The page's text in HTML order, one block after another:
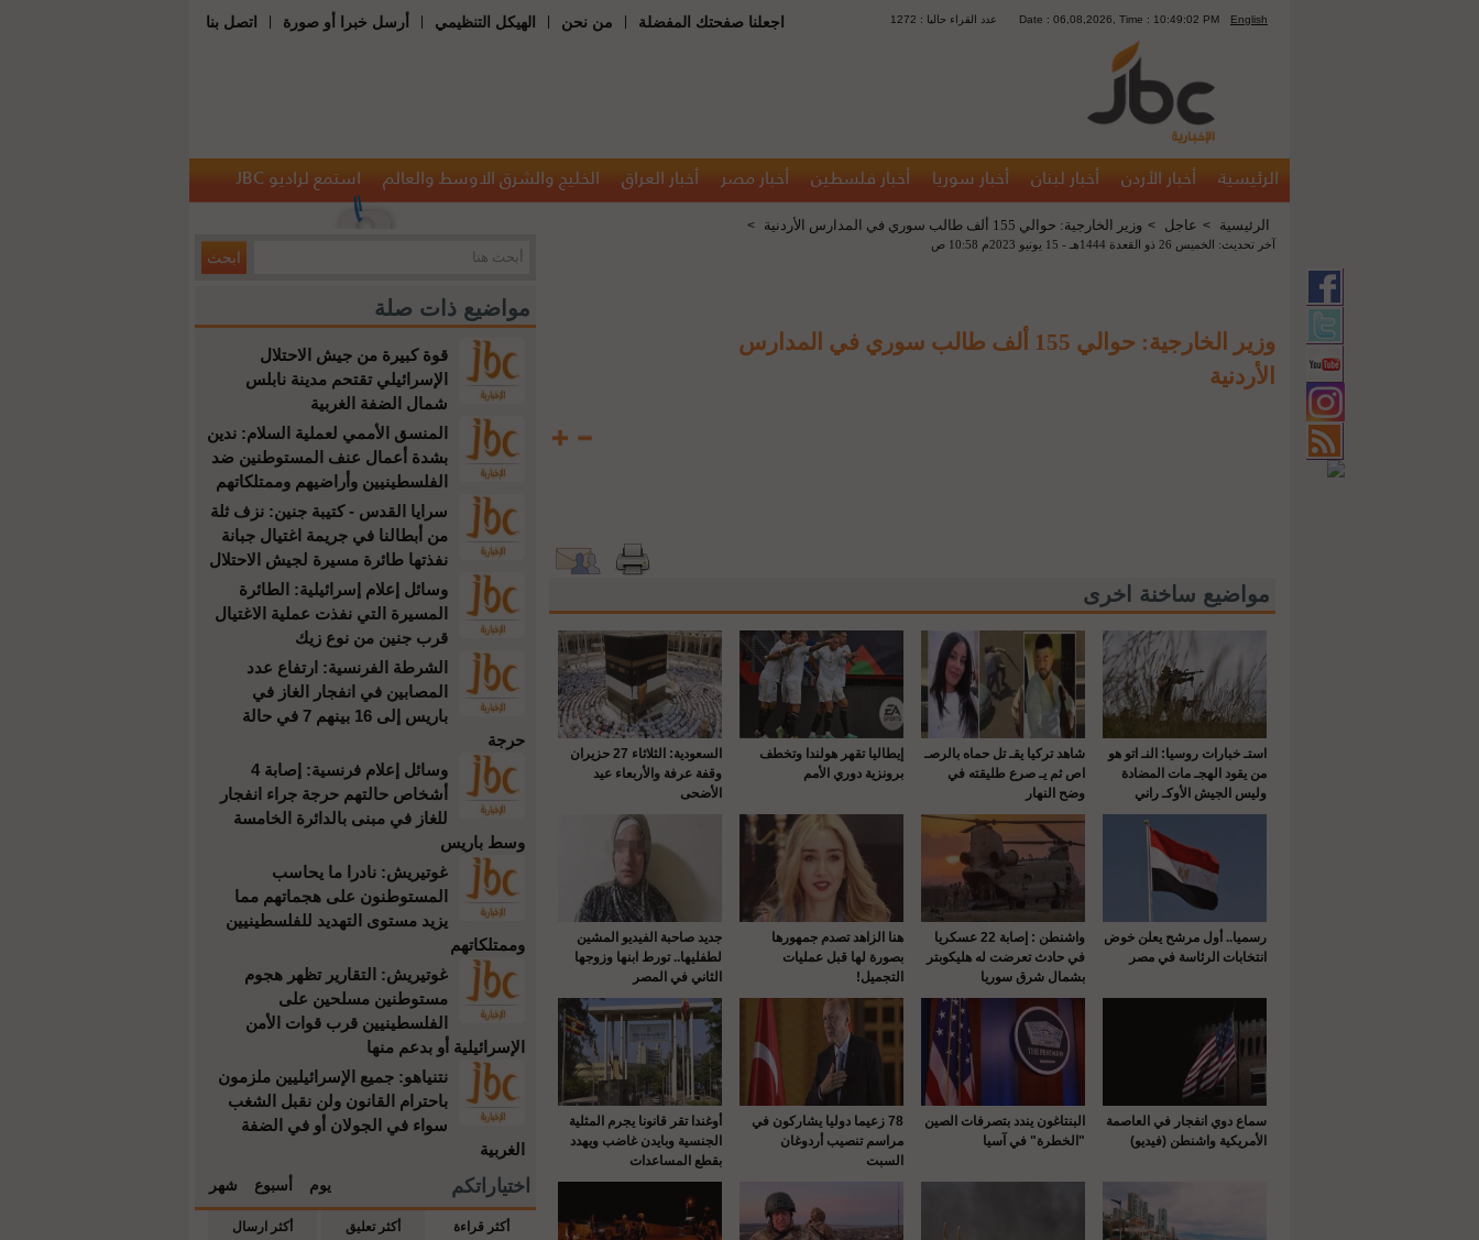
اجعلنا صفحتك المفضلة من نحن الهيكل التنظيمي أرسل خبرا أو صورة اتصل بنا English
Date : 06,08,2026, Time : 10:49:02 PM 1272 : عدد القراء حاليا
الرئيسية أخبار الأردن أخبار لبنان أخبار سوريا أخبار فلسطين أخبار مصر أخبار العراق الخليج والشرق الاوسط والعالم استمع لراديو JBC
مواضيع ذات صلة
قوة كبيرة من جيش الاحتلال
الإسرائيلي تقتحم مدينة نابلس
شمال الضفة الغربية
المنسق الأممي لعملية السلام: ندين
بشدة أعمال عنف المستوطنين ضد
الفلسطينيين وأراضيهم وممتلكاتهم
سرايا القدس - كتيبة جنين: نزف ثلة
من أبطالنا في جريمة اغتيال جبانة
نفذتها طائرة مسيرة لجيش الاحتلال
وسائل إعلام إسرائيلية: الطائرة
المسيرة التي نفذت عملية الاغتيال
قرب جنين من نوع زيك
الشرطة الفرنسية: ارتفاع عدد
المصابين في انفجار الغاز في
باريس إلى 16 بينهم 7 في حالة
حرجة
وسائل إعلام فرنسية: إصابة 4
أشخاص حالتهم حرجة جراء انفجار
للغاز في مبنى بالدائرة الخامسة
وسط باريس
غوتيريش: نادرا ما يحاسب
المستوطنون على هجماتهم مما
يزيد مستوى التهديد للفلسطينيين
وممتلكاتهم
غوتيريش: التقارير تظهر هجوم
مستوطنين مسلحين على
الفلسطينيين قرب قوات الأمن
الإسرائيلية أو بدعم منها
نتنياهو: جميع الإسرائيليين ملزمون
باحترام القانون ولن نقبل الشغب
سواء في الجولان أو في الضفة
الغربية
اختياراتكم يوم أسبوع شهر
أكثر قراءة أكثر تعليق أكثر ارسال
الرئيسية > عاجل > وزير الخارجية: حوالي 155 ألف طالب سوري في المدارس الأردنية >
آخر تحديث: الخميس 26 ذو القعدة 1444هـ - 15 يونيو 2023م 10:58 ص
وزير الخارجية: حوالي 155 ألف طالب سوري في المدارس
الأردنية
مواضيع ساخنة اخرى
استـ خبارات روسيا: النـ اتو هو
من يقود الهجـ مات المضادة
وليس الجيش الأوكـ راني
شاهد تركيا يقـ تل حماه بالرصـ
اص ثم يـ صرع طليقته في
وضح النهار
إيطاليا تقهر هولندا وتخطف
برونزية دوري الأمم
السعودية: الثلاثاء 27 حزيران
وقفة عرفة والأربعاء عيد
الأضحى
رسميا.. أول مرشح يعلن خوض
انتخابات الرئاسة في مصر
واشنطن : إصابة 22 عسكريا
في حادث تعرضت له هليكوبتر
بشمال شرق سوريا
هنا الزاهد تصدم جمهورها
بصورة لها قبل عمليات
التجميل!
جديد صاحبة الفيديو المشين
لطفليها.. تورط ابنها وزوجها
الثاني في المصر
سماع دوي انفجار في العاصمة
الأمريكية واشنطن (فيديو)
البنتاغون يندد بتصرفات الصين
"الخطرة" في آسيا
78 زعيما دوليا يشاركون في
مراسم تنصيب أردوغان
السبت
أوغندا تقر قانونا يجرم المثلية
الجنسية وبايدن غاضب ويهدد
بقطع المساعدات